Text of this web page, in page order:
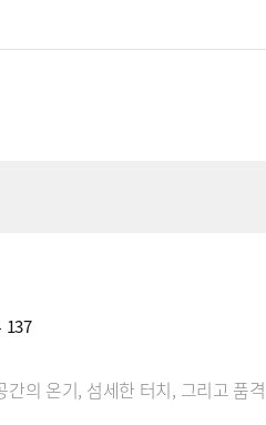
137
의 온기, 섬세한 터치, 그리고